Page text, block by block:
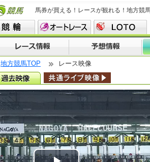
馬券が買える！レースが観れる！地方競
地方競馬TOP レース映像